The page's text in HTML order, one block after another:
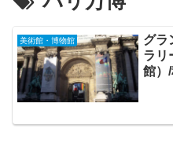
美術館・博物館
グラ
ラリ
館）